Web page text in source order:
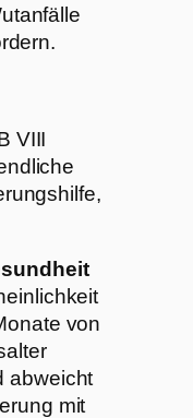
VIII
von
abweicht
mit